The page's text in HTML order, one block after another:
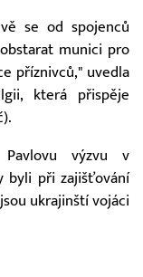
se od spojenců
munici pro
příznivců," uvedla
která přispěje
výzvu v
byli při zajišťování
ukrajinští vojáci